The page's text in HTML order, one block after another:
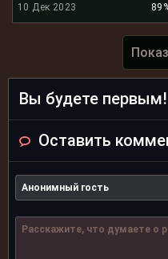
10 Дек 2023
Вы будете первым!
Оставить